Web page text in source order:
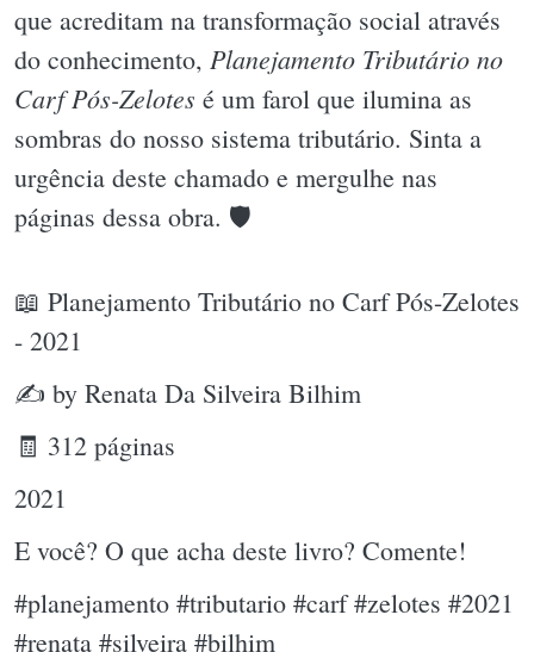
que acreditam na transformação social através
do conhecimento, Planejamento Tributário no
Carf Pós-Zelotes é um farol que ilumina as
sombras do nosso sistema tributário. Sinta a
urgência deste chamado e mergulhe nas
páginas dessa obra. 🛡
📖 Planejamento Tributário no Carf Pós-Zelotes
- 2021
✍ by Renata Da Silveira Bilhim
🧾 312 páginas
2021
E você? O que acha deste livro? Comente!
#planejamento #tributario #carf #zelotes #2021
#renata #silveira #bilhim